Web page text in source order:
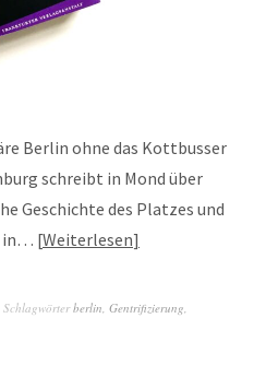
Berlin ohne das Kottbusser
schreibt in Mond über
Geschichte des Platzes und
in… Weiterlesen
Schlagwörterberlin Gentrifizierung